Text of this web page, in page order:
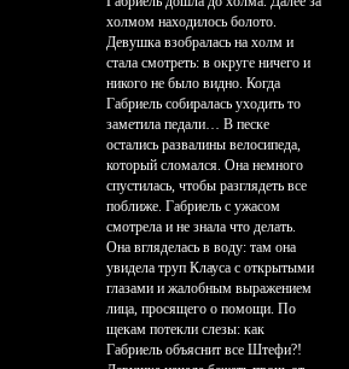
холмом находилось болото.
Девушка взобралась на холм и
стала смотреть: в округе ничего и
никого не было видно. Когда
Габриель собиралась уходить то
заметила педали… В песке
остались развалины велосипеда,
который сломался. Она немного
спустилась, чтобы разглядеть все
поближе. Габриель с ужасом
смотрела и не знала что делать.
Она вгляделась в воду: там она
увидела труп Клауса с открытыми
глазами и жалобным выражением
лица, просящего о помощи. По
щекам потекли слезы: как
Габриель объяснит все Штефи?!